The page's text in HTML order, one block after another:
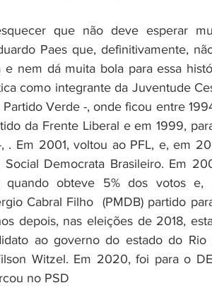
que não deve esperar
Paes que, definitivamente,
nem dá muita bola para essa
como integrante da Juventude
Partido Verde -, onde ficou entre
da Frente Liberal e em 1999,
. Em 2001, voltou ao PFL, e, em
Democrata Brasileiro. Em
quando obteve 5% dos votos e,
Cabral Filho  (PMDB) partido
depois, nas eleições de 2018,
ao governo do estado do Rio
Witzel. Em 2020, foi para o
no PSD